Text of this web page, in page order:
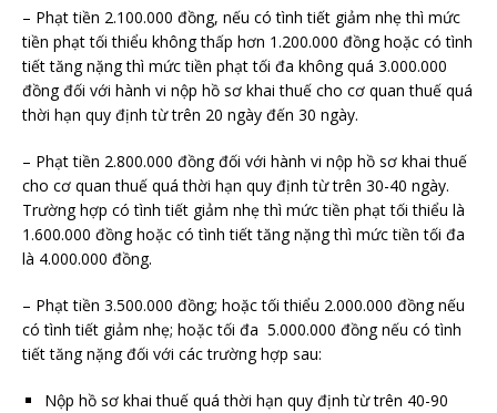
– Phạt tiền 2.100.000 đồng, nếu có tình tiết giảm nhẹ thì mức
tiền phạt tối thiểu không thấp hơn 1.200.000 đồng hoặc có tình
tiết tăng nặng thì mức tiền phạt tối đa không quá 3.000.000
đồng đối với hành vi nộp hồ sơ khai thuế cho cơ quan thuế quá
thời hạn quy định từ trên 20 ngày đến 30 ngày.
– Phạt tiền 2.800.000 đồng đối với hành vi nộp hồ sơ khai thuế
cho cơ quan thuế quá thời hạn quy định từ trên 30-40 ngày.
Trường hợp có tình tiết giảm nhẹ thì mức tiền phạt tối thiểu là
1.600.000 đồng hoặc có tình tiết tăng nặng thì mức tiền tối đa
là 4.000.000 đồng.
– Phạt tiền 3.500.000 đồng; hoặc tối thiểu 2.000.000 đồng nếu
có tình tiết giảm nhẹ; hoặc tối đa 5.000.000 đồng nếu có tình
tiết tăng nặng đối với các trường hợp sau:
Nộp hồ sơ khai thuế quá thời hạn quy định từ trên 40-90